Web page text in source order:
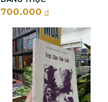
700.000 đ